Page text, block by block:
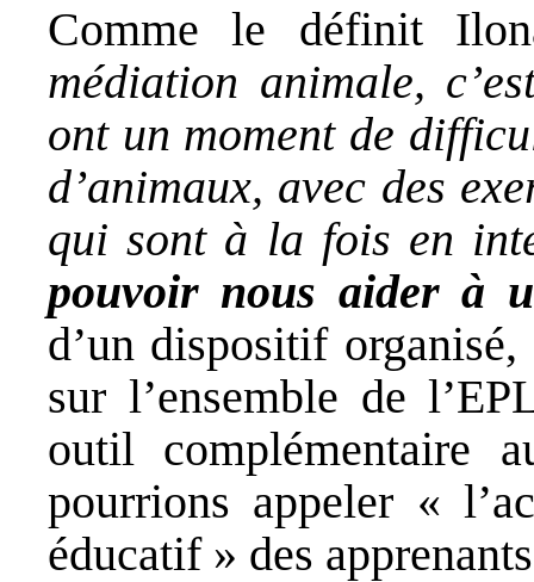
Comme le définit
médiation animale,
ont un moment de
d’animaux, avec des
qui sont à la fois en
pouvoir nous aider à
d’un dispositif
sur l’ensemble de
outil complémentaire
pourrions appeler «
éducatif » des